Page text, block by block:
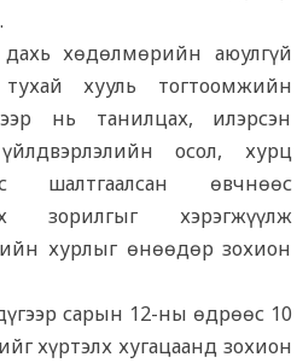
хөдөлмөрийн аюулгүй
хууль тогтоомжийн
нь танилцах, илэрсэн
осол, хурц
шалтгаалсан өвчнөөс
зорилгыг хэрэгжүүлж
хурлыг өнөөдөр зохион
сарын 12-ны өдрөөс 10
хүртэлх хугацаанд зохион